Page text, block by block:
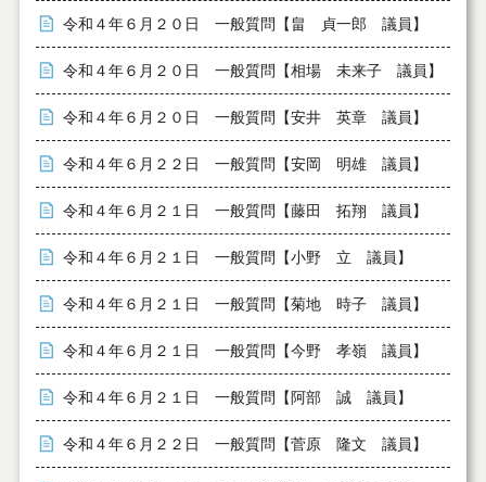
令和４年６月２０日 一般質問【畠 貞一郎 議員】
令和４年６月２０日 一般質問【相場 未来子 議員】
令和４年６月２０日 一般質問【安井 英章 議員】
令和４年６月２２日 一般質問【安岡 明雄 議員】
令和４年６月２１日 一般質問【藤田 拓翔 議員】
令和４年６月２１日 一般質問【小野 立 議員】
令和４年６月２１日 一般質問【菊地 時子 議員】
令和４年６月２１日 一般質問【今野 孝嶺 議員】
令和４年６月２１日 一般質問【阿部 誠 議員】
令和４年６月２２日 一般質問【菅原 隆文 議員】